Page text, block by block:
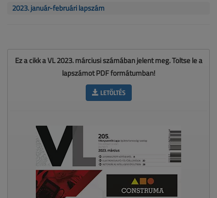
2023. január-februári lapszám
Ez a cikk a VL 2023. márciusi számában jelent meg. Töltse le a
lapszámot PDF formátumban!
LETÖLTÉS